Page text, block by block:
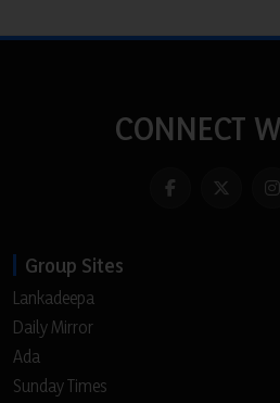
CONNECT
Group Sites
Lankadeepa
Daily Mirror
Ada
Sunday Times